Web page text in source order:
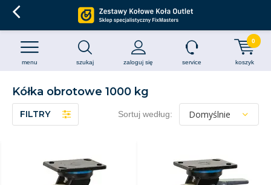
szukaj zaloguj się
menu service koszyk
0
Kółka obrotowe 1000 kg
FILTRY Sortuj według: